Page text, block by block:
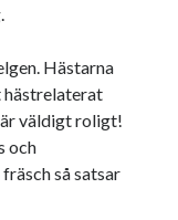
Hästarna
hästrelaterat
väldigt roligt!
och
så satsar